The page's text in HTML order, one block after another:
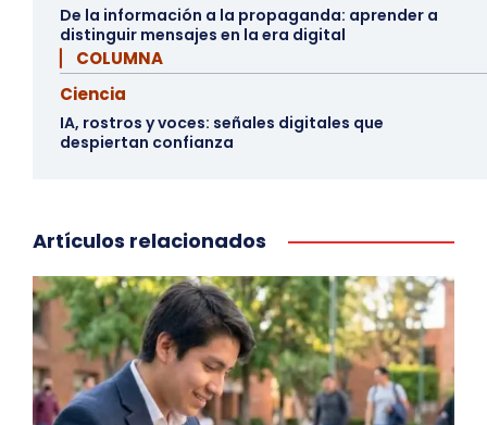
De la información a la propaganda: aprender a
distinguir mensajes en la era digital
▏ COLUMNA
Ciencia
IA, rostros y voces: señales digitales que
despiertan confianza
Artículos relacionados